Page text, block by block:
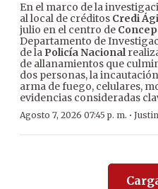
En el marco de la
al local de créditos Credi
julio en el centro de
Departamento de
de la Policía Nacional
de allanamientos que
dos personas, la
arma de fuego, celulares,
evidencias consideradas
Agosto 7, 2026 07:45 p. m. ·